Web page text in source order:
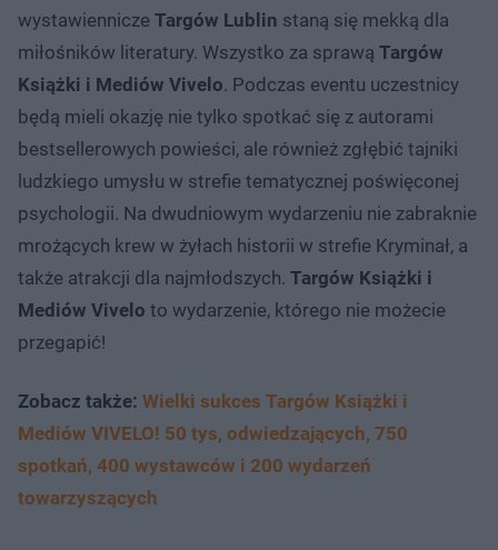
wystawiennicze Targów Lublin staną się mekką dla
miłośników literatury. Wszystko za sprawą Targów
Książki i Mediów Vivelo. Podczas eventu uczestnicy
będą mieli okazję nie tylko spotkać się z autorami
bestsellerowych powieści, ale również zgłębić tajniki
ludzkiego umysłu w strefie tematycznej poświęconej
psychologii. Na dwudniowym wydarzeniu nie zabraknie
mrożących krew w żyłach historii w strefie Kryminał, a
także atrakcji dla najmłodszych. Targów Książki i
Mediów Vivelo to wydarzenie, którego nie możecie
przegapić!
Zobacz także: Wielki sukces Targów Książki i
Mediów VIVELO! 50 tys, odwiedzających, 750
spotkań, 400 wystawców i 200 wydarzeń
towarzyszących